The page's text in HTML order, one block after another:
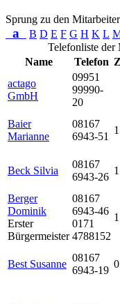
Sprung zu den
a B D E F G H K L
Telefonliste der
Name
Telefon
actago
GmbH
09951
99990-
20
Baier
Marianne
08167
6943-51
Beck Silvia
08167
6943-26
Berger
Dominik
Erster
Bürgermeister
08167
6943-46
0171
4788152
Best Susanne
08167
6943-19